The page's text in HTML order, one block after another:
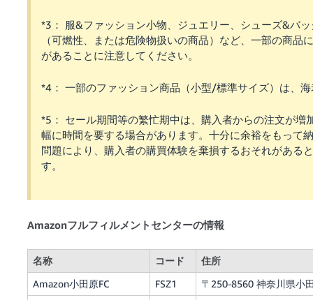
*3： 服&ファッション小物、ジュエリー、シューズ&バ
（可燃性、または危険物扱いの商品）など、一部の商
があることに注意してください。
*4： 一部のファッション商品（小型/標準サイズ）は、
*5： セール期間等の繁忙期中は、購入者からの注文が
幅に時間を要する場合があります。十分に余裕をもって
問題により、購入者の購買体験を棄損するおそれがある
す。
Amazonフルフィルメントセンターの情報
名称 コード
住所
Amazon小田原FC
FSZ1
〒250-8560 神奈川県小